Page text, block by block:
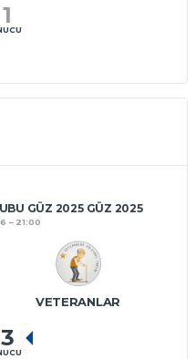
1
GÜZ 2025 GÜZ 2025
21:00
VETERANLAR
3